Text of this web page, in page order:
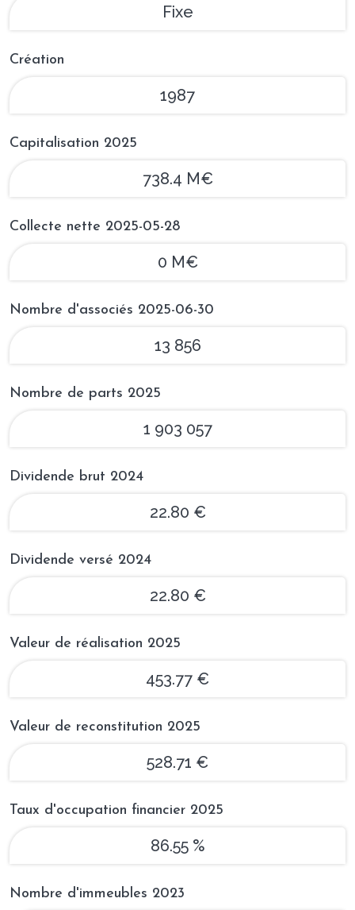
Fixe
Création
1987
Capitalisation 2025
738.4 M€
Collecte nette 2025-05-28
0 M€
Nombre d'associés 2025-06-30
13 856
Nombre de parts 2025
1 903 057
Dividende brut 2024
22.80 €
Dividende versé 2024
22.80 €
Valeur de réalisation 2025
453.77 €
Valeur de reconstitution 2025
528.71 €
Taux d'occupation financier 2025
86.55 %
Nombre d'immeubles 2023